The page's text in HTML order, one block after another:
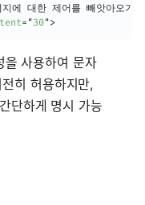
= "30">
사용하여 문자
히 허용하지만,
단하게 명시 가능